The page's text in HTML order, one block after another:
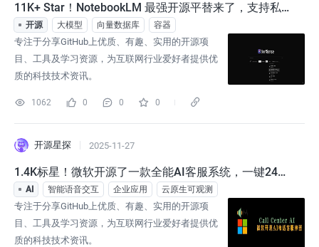
11K+ Star！NotebookLM 最强开源平替来了，支持私有
化部署！
开源 大模型 向量数据库 容器
专注于分享GitHub上优质、有趣、实用的开源项
目、工具及学习资源，为互联网行业爱好者提供优
质的科技技术资讯。
1062 0 0 0
开源星探 2025-11-27
1.4K标星！微软开源了一款全能AI客服系统，一键24小
时实时对话！
AI 智能语音交互 企业应用 云原生可观测
专注于分享GitHub上优质、有趣、实用的开源项
目、工具及学习资源，为互联网行业爱好者提供优
质的科技技术资讯。